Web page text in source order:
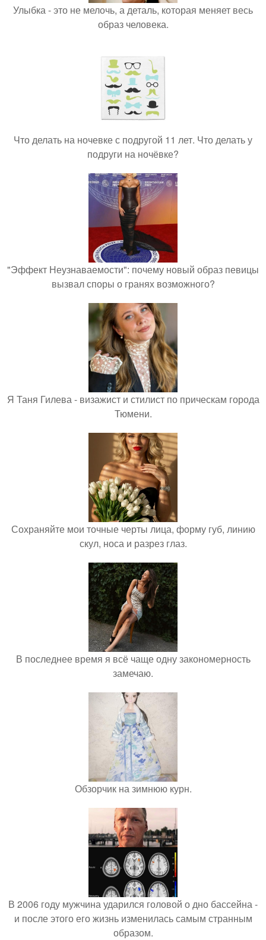
Улыбка - это не мелочь, а деталь, которая меняет весь
образ человека.
Что делать на ночевке с подругой 11 лет. Что делать у
подруги на ночёвке?
"Эффект Неузнаваемости": почему новый образ певицы
вызвал споры о гранях возможного?
Я Таня Гилева - визажист и стилист по прическам города
Тюмени.
Сохраняйте мои точные черты лица, форму губ, линию
скул, носа и разрез глаз.
В последнее время я всё чаще одну закономерность
замечаю.
Обзорчик на зимнюю курн.
В 2006 году мужчина ударился головой о дно бассейна -
и после этого его жизнь изменилась самым странным
образом.